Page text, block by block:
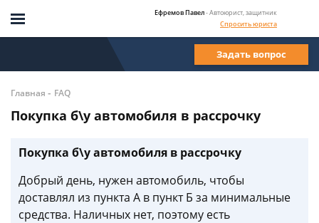
Ефремов Павел- Автоюрист, защитник
Спросить юриста
Задать вопрос
Главная - FAQ
Покупка б\у автомобиля в рассрочку
Покупка б\у автомобиля в рассрочку
Добрый день, нужен автомобиль, чтобы
доставлял из пункта А в пункт Б за минимальные
средства. Наличных нет, поэтому есть